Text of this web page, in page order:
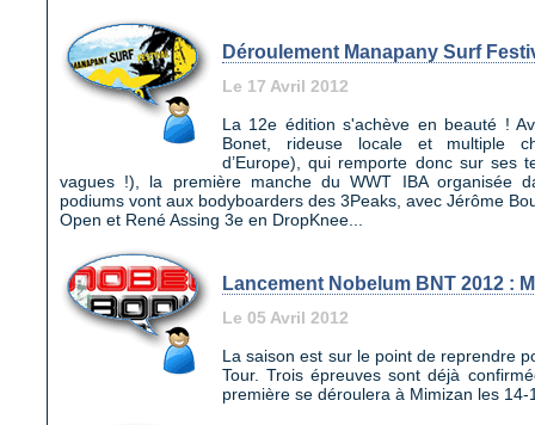
Déroulement Manapany Surf
Le 17 Avril 2012
La 12e édition s'achève en beauté !
Bonet, rideuse locale et multiple
d’Europe), qui remporte donc sur ses
vagues !), la première manche du WWT IBA organisée
podiums vont aux bodyboarders des 3Peaks, avec Jérôme
Open et René Assing 3e en DropKnee...
Lancement Nobelum BNT 2012 :
Le 05 Avril 2012
La saison est sur le point de reprendre
Tour. Trois épreuves sont déjà
première se déroulera à Mimizan les 14-